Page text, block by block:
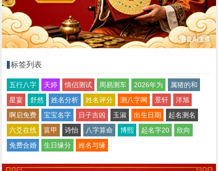
标签列表
五行八字 天婷 情侣测试 周易测车 2026年为
属猪的和
星宴
舒然 姓名分析 姓名评分 测八字网 景轩
洋旭
啊启免费
宝宝名字 日子吉凶 玉淑 出生日期
起名测名
六爻在线
富甲 诗怡 八字算命 博熙 起名字20
欣向
免费合婚
生日缘分 姓名与缘